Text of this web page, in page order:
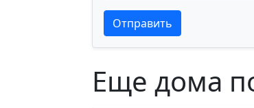
Текст отзыва
Текст отзыва
Отправить
Еще дома